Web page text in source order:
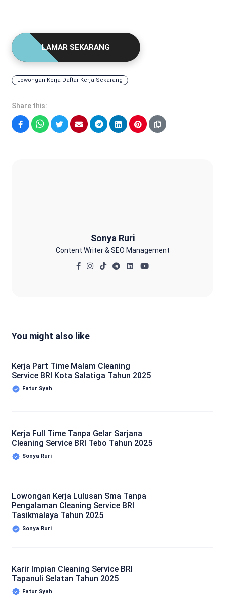
LAMAR SEKARANG
Lowongan Kerja Daftar Kerja Sekarang
Share this:
Sonya Ruri
Content Writer & SEO Management
You might also like
Kerja Part Time Malam Cleaning
Service BRI Kota Salatiga Tahun 2025
Fatur Syah
Kerja Full Time Tanpa Gelar Sarjana
Cleaning Service BRI Tebo Tahun 2025
Sonya Ruri
Lowongan Kerja Lulusan Sma Tanpa
Pengalaman Cleaning Service BRI
Tasikmalaya Tahun 2025
Sonya Ruri
Karir Impian Cleaning Service BRI
Tapanuli Selatan Tahun 2025
Fatur Syah